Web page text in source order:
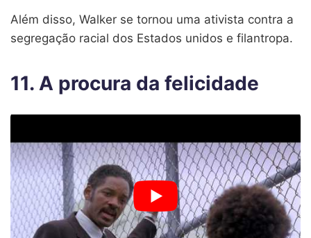
Além disso, Walker se tornou uma ativista contra a
segregação racial dos Estados unidos e filantropa.
11. A procura da felicidade